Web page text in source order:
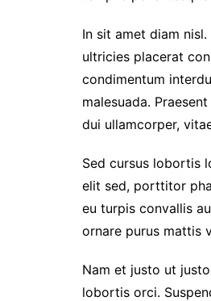
In sit amet diam
ultricies placerat
condimentum
malesuada.
dui ullamcorper,
Sed cursus lobortis
elit sed, porttitor
eu turpis convallis
ornare purus mattis
Nam et justo ut
lobortis orci.